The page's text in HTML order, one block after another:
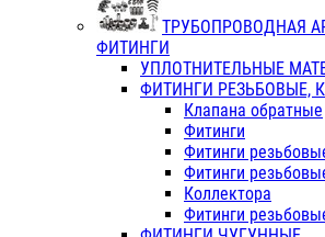
ТРУБОПРОВОДНАЯ
ФИТИНГИ
УПЛОТНИТЕЛЬНЫЕ
ФИТИНГИ РЕЗЬБОВЫЕ,
Клапана обратные
Фитинги
Фитинги
Фитинги
Коллектора
Фитинги